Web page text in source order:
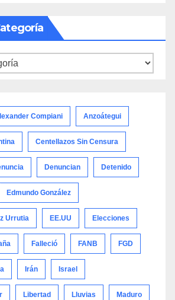
Compiani Anzoátegui
Centellazos Sin Censura
Denuncian Detenido
Edmundo González
Urrutia EE.UU Elecciones
Falleció FANB FGD
Irán Israel
Libertad Lluvias Maduro